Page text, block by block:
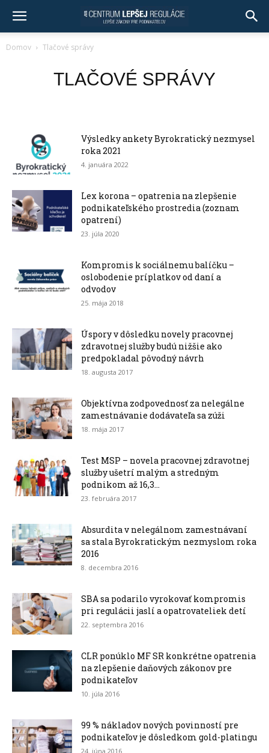
Domov Tlačové správy
TLAČOVÉ SPRÁVY
Výsledky ankety Byrokratický nezmysel
roka 2021
4. januára 2022
Lex korona – opatrenia na zlepšenie
podnikateľského prostredia (zoznam
opatrení)
23. júla 2020
Kompromis k sociálnemu balíčku –
oslobodenie príplatkov od daní a
odvodov
25. mája 2018
Úspory v dôsledku novely pracovnej
zdravotnej služby budú nižšie ako
predpokladal pôvodný návrh
18. augusta 2017
Objektívna zodpovednosť za nelegálne
zamestnávanie dodávateľa sa zúži
18. mája 2017
Test MSP – novela pracovnej zdravotnej
služby ušetrí malým a stredným
podnikom až 16,3...
23. februára 2017
Absurdita v nelegálnom zamestnávaní
sa stala Byrokratickým nezmyslom roka
2016
8. decembra 2016
SBA sa podarilo vyrokovať kompromis
pri regulácii jaslí a opatrovateliek detí
22. septembra 2016
CLR ponúklo MF SR konkrétne opatrenia
na zlepšenie daňových zákonov pre
podnikateľov
10. júla 2016
99 % nákladov nových povinností pre
podnikateľov je dôsledkom gold-platingu
24. júna 2016